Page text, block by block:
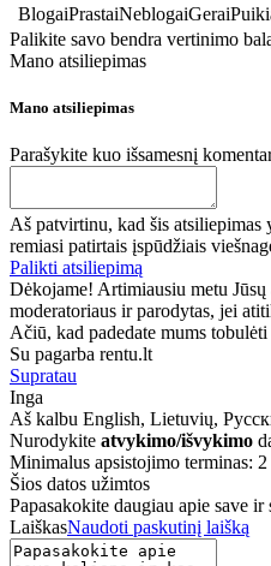
BlogaiPrastaiNeblogaiGerai
Palikite savo bendra vertinimo
Mano atsiliepimas
Mano atsiliepimas
Parašykite kuo išsamesnį
Aš patvirtinu, kad šis atsiliepimas
remiasi patirtais įspūdžiais
Palikti atsiliepimą
Dėkojame! Artimiausiu metu
moderatoriaus ir parodytas, jei
Ačiū, kad padedate mums tobulėti
Su pagarba rentu.lt
Supratau
Inga
Aš kalbu English, Lietuvių,
Nurodykite atvykimo/išvykimo
Minimalus apsistojimo terminas: 2
Šios datos užimtos
Papasakokite daugiau apie save ir
LaiškasNaudoti paskutinį laišką